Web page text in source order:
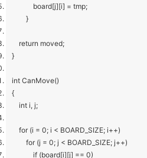
board[j][i] = tmp;
}
return moved;
}
int CanMove()
{
int i, j;
for (i = 0; i < BOARD_SIZE; i++)
for (j = 0; j < BOARD_SIZE; j++)
if (board[i][j] == 0)